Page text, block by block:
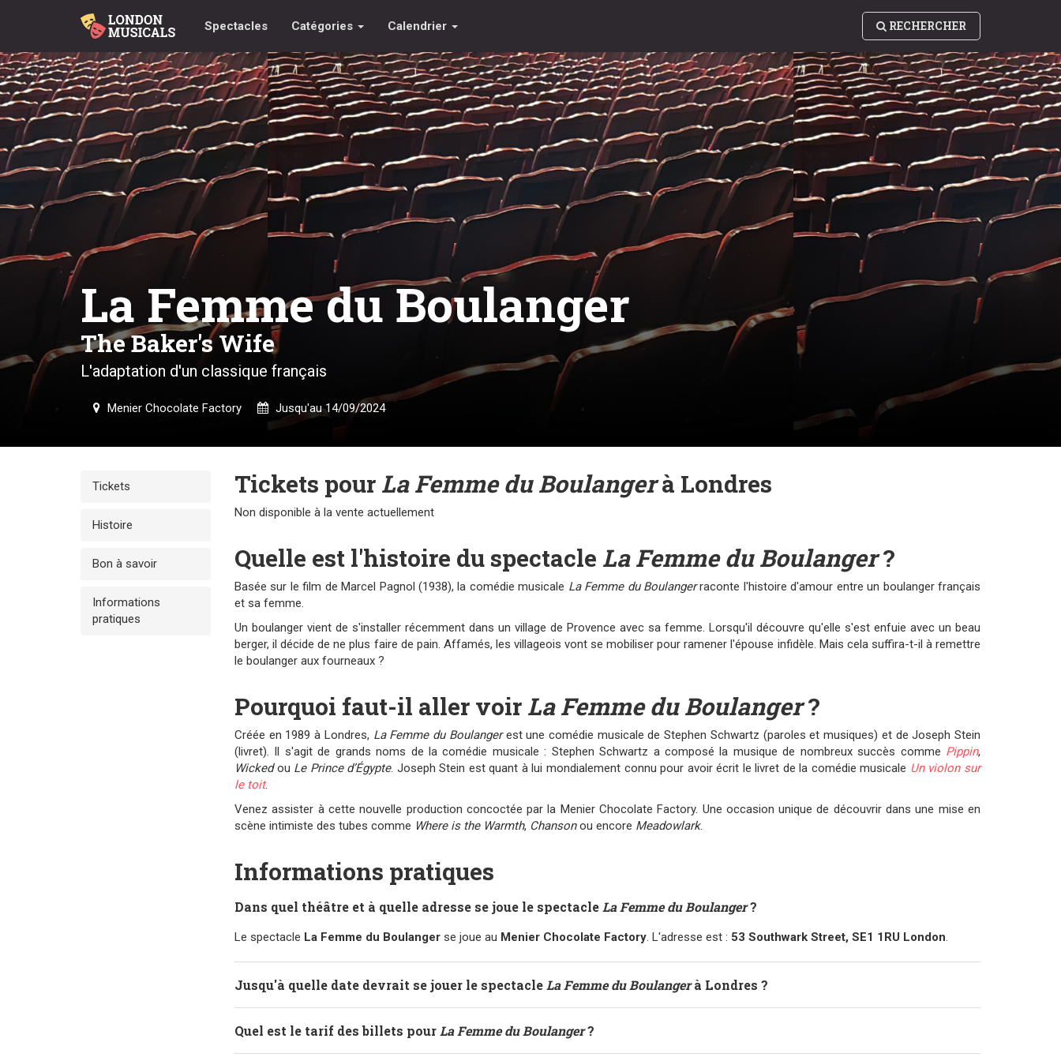
Spectacles Catégories Calendrier RECHERCHER
La Femme du Boulanger
The Baker's Wife
L'adaptation d'un classique français
Menier Chocolate Factory Jusqu'au 14/09/2024
Tickets
Histoire
Bon à savoir
Informations
pratiques
Tickets pour La Femme du Boulangerà Londres
Non disponible à la vente actuellement
Quelle est l'histoire du spectacle La Femme du Boulanger?
Basée sur le film de Marcel Pagnol (1938), la comédie musicale La Femme du Boulangerraconte l'histoire d'amour entre un boulanger français
et sa femme.
Un boulanger vient de s'installer récemment dans un village de Provence avec sa femme. Lorsqu'il découvre qu'elle s'est enfuie avec un beau
berger, il décide de ne plus faire de pain. Affamés, les villageois vont se mobiliser pour ramener l'épouse infidèle. Mais cela suffira-t-il à remettre
le boulanger aux fourneaux ?
Pourquoi faut-il aller voir La Femme du Boulanger?
Créée en 1989 à Londres, La Femme du Boulangerest une comédie musicale de Stephen Schwartz (paroles et musiques) et de Joseph Stein
(livret). Il s'agit de grands noms de la comédie musicale : Stephen Schwartz a composé la musique de nombreux succès comme Pippin,
Wickedou Le Prince d’Égypte. Joseph Stein est quant à lui mondialement connu pour avoir écrit le livret de la comédie musicale Un violon sur
le toit.
Venez assister à cette nouvelle production concoctée par la Menier Chocolate Factory. Une occasion unique de découvrir dans une mise en
scène intimiste des tubes comme Where is the Warmth, Chansonou encore Meadowlark.
Informations pratiques
Dans quel théâtre et à quelle adresse se joue le spectacle La Femme du Boulanger?
Le spectacle La Femme du Boulanger se joue au Menier Chocolate Factory. L'adresse est : 53 Southwark Street, SE1 1RU London.
Jusqu'à quelle date devrait se jouer le spectacle La Femme du Boulangerà Londres ?
Quel est le tarif des billets pour La Femme du Boulanger?